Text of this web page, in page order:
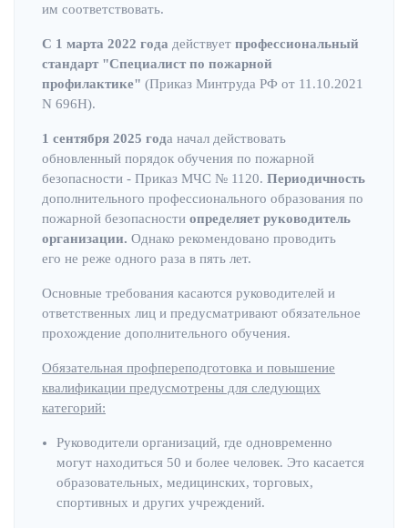
им соответствовать.
С 1 марта 2022 года действует профессиональный
стандарт "Специалист по пожарной
профилактике" (Приказ Минтруда РФ от 11.10.2021
N 696Н).
1 сентября 2025 года начал действовать
обновленный порядок обучения по пожарной
безопасности - Приказ МЧС № 1120. Периодичность
дополнительного профессионального образования по
пожарной безопасности определяет руководитель
организации. Однако рекомендовано проводить
его не реже одного раза в пять лет.
Основные требования касаются руководителей и
ответственных лиц и предусматривают обязательное
прохождение дополнительного обучения.
Обязательная профпереподготовка и повышение
квалификации предусмотрены для следующих
категорий:
Руководители организаций, где одновременно
могут находиться 50 и более человек. Это касается
образовательных, медицинских, торговых,
спортивных и других учреждений.